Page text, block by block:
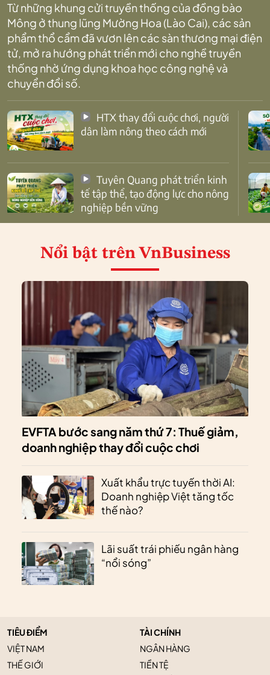
Từ những khung cửi truyền thống của đồng bào
Mông ở thung lũng Mường Hoa (Lào Cai), các sản
phẩm thổ cẩm đã vươn lên các sàn thương mại điện
tử, mở ra hướng phát triển mới cho nghề truyền
thống nhờ ứng dụng khoa học công nghệ và
chuyển đổi số.
dân làm nông theo cách mới
tế tập thể, tạo động lực cho nông
nghiệp bền vững
Nổi bật trên VnBusiness
EVFTA bước sang năm thứ 7: Thuế giảm,
doanh nghiệp thay đổi cuộc chơi
Xuất khẩu trực tuyến thời AI:
Doanh nghiệp Việt tăng tốc
thế nào?
Lãi suất trái phiếu ngân hàng
“nổi sóng”
TIÊU ĐIỂM
VIỆT NAM
THẾ GIỚI
TÀI CHÍNH
NGÂN HÀNG
TIỀN TỆ